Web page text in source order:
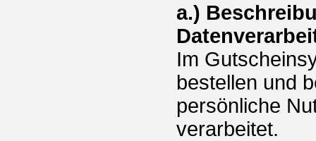
a.)
Im
bestellen und
persönliche
verarbeitet.